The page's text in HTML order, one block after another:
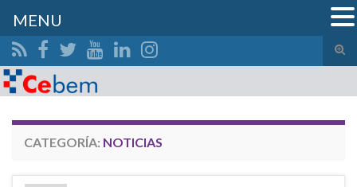
el
Search for:
CATEGORÍA: NOTICIAS
MENU